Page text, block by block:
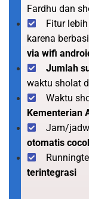
Fardhu dan
Fitur
karena
via wifi
Jumlah
waktu sholat
Waktu
Kementerian
Jam/
otomatis
terintegrasi